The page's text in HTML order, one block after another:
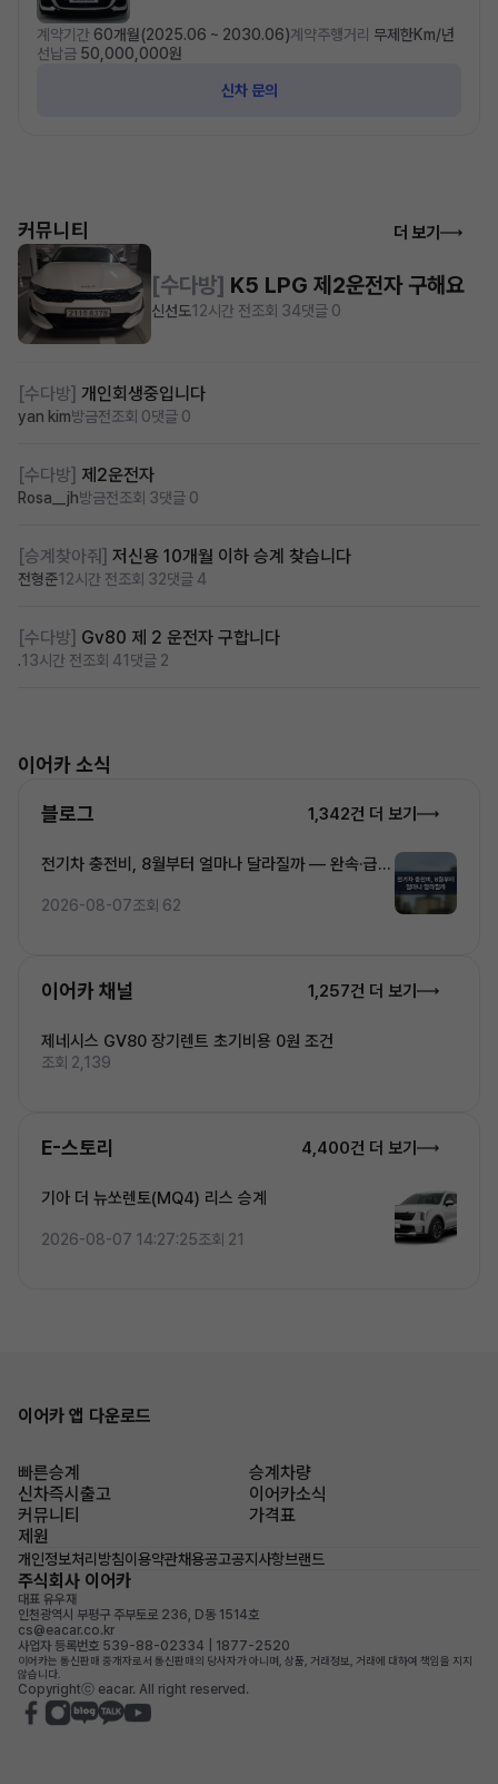
계약기간 60개월(2025.06 ~ 2030.06)계약주행거리 무제한Km/년
선납금 50,000,000원
신차 문의
커뮤니티 더 보기
[수다방] 개인회생중입니다
yan kim방금전조회 0댓글 0
[수다방] 제2운전자
Rosa__jh방금전조회 3댓글 0
[승계찾아줘] 저신용 10개월 이하 승계 찾습니다
전형준12시간 전조회 32댓글 4
[수다방] Gv80 제 2 운전자 구합니다
.13시간 전조회 41 댓글 2
[수다방] K5 LPG 제2운전자 구해요
신선도12시간 전조회 34댓글 0
이어카 소식
블로그 1,342건 더 보기
전기차 충전비, 8월부터 얼마나 달라질까 — 완속·급속
2026-08-07조회 62
이어카 채널 1,257건 더 보기
제네시스 GV80 장기렌트 초기비용 0원 조건
조회 2,139
E-스토리 4,400건 더 보기
기아 더 뉴쏘렌토(MQ4) 리스 승계
2026-08-07 14:27:25조회 21
이어카 앱 다운로드
빠른승계
승계차량
신차즉시출고
이어카소식
커뮤니티
가격표
제원
개인정보처리방침이용약관채용공고공지사항브랜드
주식회사 이어카
대표 유우재
인천광역시 부평구 주부토로 236, D동 1514호
cs@eacar.co.kr
사업자 등록번호 539-88-02334 | 1877-2520
이어카는 통신판매 중개자로서 통신판매의 당사자가 아니며, 상품, 거래정보, 거래에 대하여 책임을 지지
않습니다.
Copyrightⓒ eacar. All right reserved.